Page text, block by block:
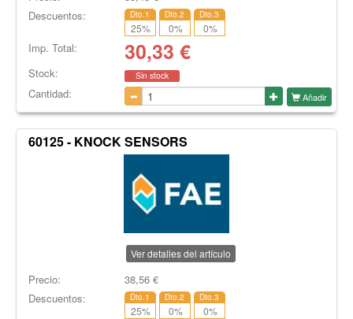
Descuentos:
Dto.1
25%
Dto.2
0%
Dto.3
0%
Imp. Total: 30,33 €
Stock: Sin stock
Cantidad: Añadir
60125 - KNOCK SENSORS
Ver detalles del artículo
Precio: 38,56€
Descuentos:
Dto.1
25%
Dto.2
0%
Dto.3
0%